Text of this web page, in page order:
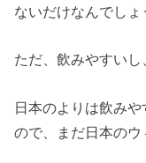
ないだけなんでしょ
ただ、飲みやすいし
日本のよりは飲み
ので、まだ日本のウ